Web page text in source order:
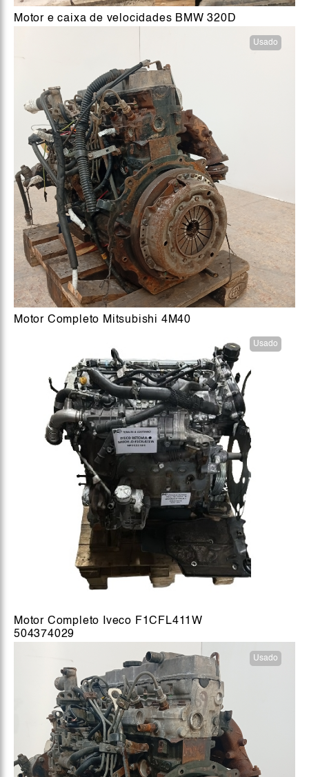
Motor e caixa de velocidades BMW 320D
Usado
Motor Completo Mitsubishi 4M40
Usado
Motor Completo Iveco F1CFL411W
504374029
Usado